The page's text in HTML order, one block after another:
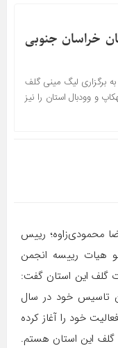
خراسان جنوبی
برگزاری لیگ مینی گلف
و وودبال استان را نیز
محمودی‌زاوه؛ رییس
هیات رییسه انجمن
گلف این استان گفت:
تاسیس خود در سال
سال است که فعالیت خود را آغاز کرده
این استان هستم.